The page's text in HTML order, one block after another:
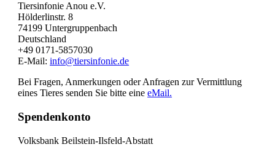
Tiersinfonie Anou e.V.
Hölderlinstr. 8
74199 Untergruppenbach
Deutschland
+49 0171-5857030
E-Mail:info@tiersinfonie.de
Bei Fragen, Anmerkungen oder Anfragen zur Vermittlung
eines Tieres senden Sie bitte eineeMail.
Spendenkonto
Volksbank Beilstein-Ilsfeld-Abstatt